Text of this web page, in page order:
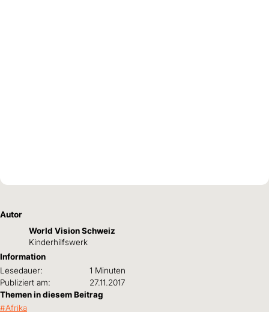
Autor
World Vision Schweiz
Kinderhilfswerk
Information
Lesedauer:
1 Minuten
Publiziert am:
27.11.2017
Themen in diesem Beitrag
Afrika